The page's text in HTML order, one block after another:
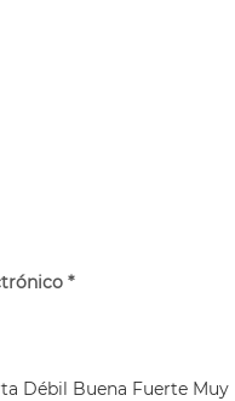
*
Débil Buena Fuerte Muy